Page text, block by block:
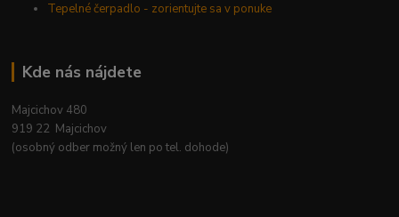
Tepelné čerpadlo - zorientujte sa v ponuke
Kde nás nájdete
Majcichov 480
919 22 Majcichov
(osobný odber možný len po tel. dohode)